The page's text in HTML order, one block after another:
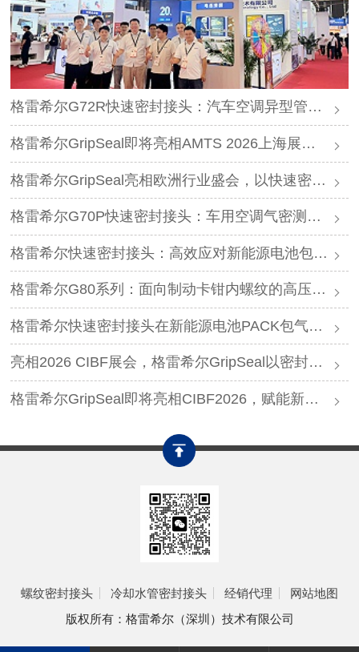
格雷希尔G72R快速密封接头：汽车空调异型管口测试方案
格雷希尔GripSeal即将亮相AMTS 2026上海展，以密封技术赋能汽车制造
格雷希尔GripSeal亮相欧洲行业盛会，以快速密封技术赋能欧洲新能源产业链
格雷希尔G70P快速密封接头：车用空调气密测试的可靠选择
格雷希尔快速密封接头：高效应对新能源电池包防爆阀测试难题
格雷希尔G80系列：面向制动卡钳内螺纹的高压密封连接方案
格雷希尔快速密封接头在新能源电池PACK包气密测试中的应用
亮相2026 CIBF展会，格雷希尔GripSeal以密封连接硬核实力圈粉
格雷希尔GripSeal即将亮相CIBF2026，赋能新能源产业绿色发展
螺纹密封接头 冷却水管密封接头 经销代理
网站地图
版权所有：格雷希尔（深圳）技术有限公司